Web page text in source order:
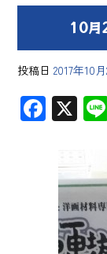
10月
投稿日 2017年10月
F
e
b
o
ok
X